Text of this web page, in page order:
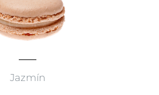
Jazmín